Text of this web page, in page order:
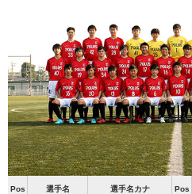
Pos 選手名 選手名カナ Pos